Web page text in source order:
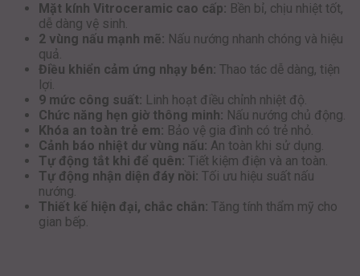
Mặt kính Vitroceramic cao cấp: Bền bỉ, chịu nhiệt tốt,
dễ dàng vệ sinh.
2 vùng nấu mạnh mẽ: Nấu nướng nhanh chóng và hiệu
quả.
Điều khiển cảm ứng nhạy bén: Thao tác dễ dàng, tiện
lợi.
9 mức công suất: Linh hoạt điều chỉnh nhiệt độ.
Chức năng hẹn giờ thông minh: Nấu nướng chủ động.
Khóa an toàn trẻ em: Bảo vệ gia đình có trẻ nhỏ.
Cảnh báo nhiệt dư vùng nấu: An toàn khi sử dụng.
Tự động tắt khi để quên: Tiết kiệm điện và an toàn.
Tự động nhận diện đáy nồi: Tối ưu hiệu suất nấu
nướng.
Thiết kế hiện đại, chắc chắn: Tăng tính thẩm mỹ cho
gian bếp.